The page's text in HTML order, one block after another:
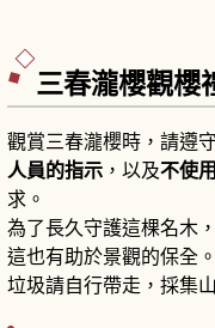
三春瀧櫻觀櫻
觀賞三春瀧櫻時，請遵守
人員的指示 ，以及不使
求。
為了長久守護這棵名木
這也有助於景觀的保全。
垃圾請自行帶走，採集